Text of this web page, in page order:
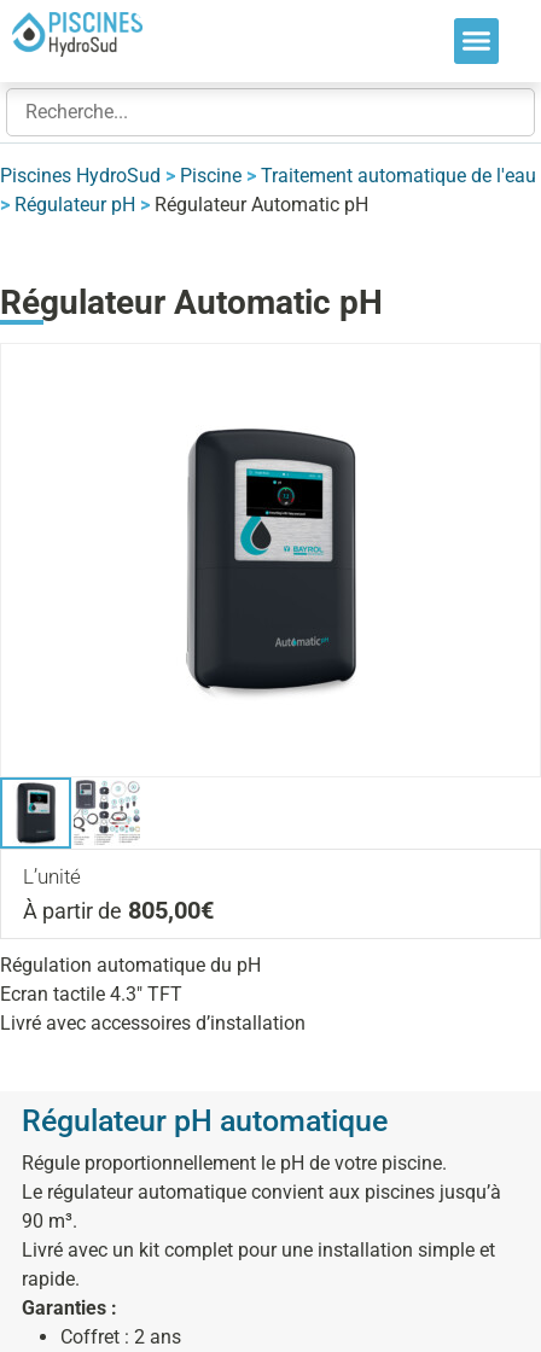
Piscines HydroSud > Piscine > Traitement automatique de l'eau
> Régulateur pH > Régulateur Automatic pH
Régulateur Automatic pH
L’unité
À partir de 805,00€
Régulation automatique du pH
Ecran tactile 4.3″ TFT
Livré avec accessoires d’installation
Régulateur pH automatique
Régule proportionnellement le pH de votre piscine.
Le régulateur automatique convient aux piscines jusqu’à
90 m³.
Livré avec un kit complet pour une installation simple et
rapide.
Garanties :
Coffret : 2 ans